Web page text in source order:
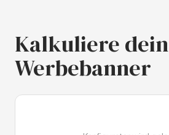
Kalkuliere dein
Werbebanner